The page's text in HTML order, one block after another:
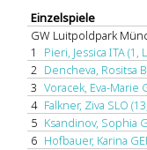
Einzelspiele
GW Luitpoldpark
1
Pieri, Jessica ITA (1,
2 Dencheva, Rositsa
3 Voracek, Eva-Marie
4 Falkner, Ziva SLO
5 Ksandinov, Sophia
6 Hofbauer, Karina